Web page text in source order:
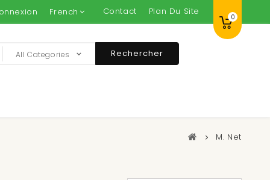
Contact Plan Du Site
French 0
All Categories Rechercher
M. Net